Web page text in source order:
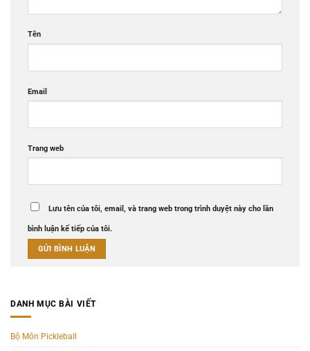
Tên
Email
Trang web
Lưu tên của tôi, email, và trang web trong trình duyệt này cho lần
bình luận kế tiếp của tôi.
DANH MỤC BÀI VIẾT
Bộ Môn Pickleball